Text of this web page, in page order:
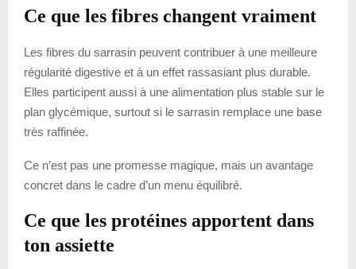
Ce que les fibres changent vraiment
Les fibres du sarrasin peuvent contribuer à une meilleure
régularité digestive et à un effet rassasiant plus durable.
Elles participent aussi à une alimentation plus stable sur le
plan glycémique, surtout si le sarrasin remplace une base
très raffinée.
Ce n’est pas une promesse magique, mais un avantage
concret dans le cadre d’un menu équilibré.
Ce que les protéines apportent dans
ton assiette